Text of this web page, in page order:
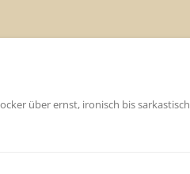
über ernst, ironisch bis sarkastisch